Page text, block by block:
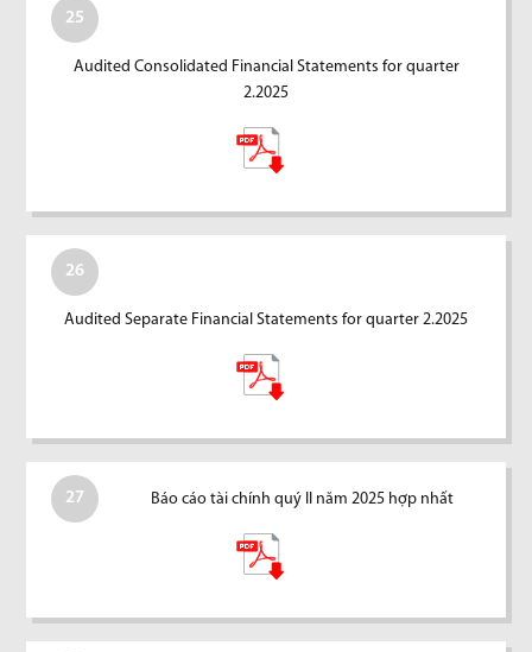
25
Audited Consolidated Financial Statements for quarter
2.2025
26
Audited Separate Financial Statements for quarter 2.2025
27 Báo cáo tài chính quý II năm 2025 hợp nhất